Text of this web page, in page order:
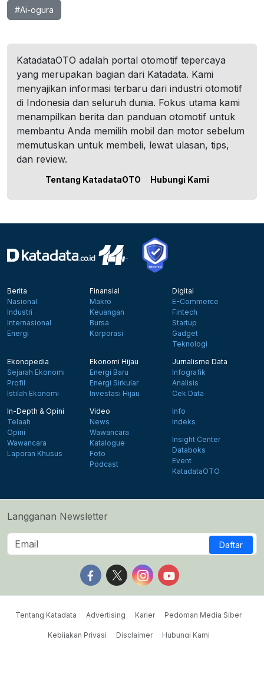
#Ai-ogura
KatadataOTO adalah portal otomotif tepercaya
yang merupakan bagian dari Katadata. Kami
menyajikan informasi terbaru dari industri otomotif
di Indonesia dan seluruh dunia. Fokus utama kami
menampilkan berita dan panduan otomotif untuk
membantu Anda memilih mobil dan motor sebelum
memutuskan untuk membeli, lewat ulasan, tips,
dan review.
Tentang KatadataOTO Hubungi Kami
Berita
Nasional
Industri
Internasional
Energi
Finansial
Makro
Keuangan
Bursa
Korporasi
Digital
E-Commerce
Fintech
Startup
Gadget
Teknologi
Ekonopedia
Sejarah Ekonomi
Profil
Istilah Ekonomi
Ekonomi Hijau
Energi Baru
Energi Sirkular
Investasi Hijau
Jurnalisme Data
Infografik
Analisis
Cek Data
In-Depth & Opini
Telaah
Opini
Wawancara
Laporan Khusus
Video
News
Wawancara
Katalogue
Foto
Podcast
Info
Indeks
Insight Center
Databoks
Event
KatadataOTO
Langganan Newsletter
Daftar
Follow us on Facebook
Follow us on X
Follow us on Instagram
Follow us on
Tentang Katadata Advertising Karier Pedoman Media Siber
Kebijakan Privasi Disclaimer Hubungi Kami